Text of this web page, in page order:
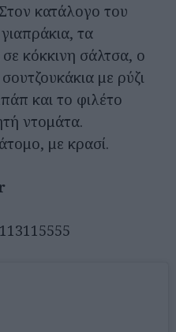
Στον κατάλογο του
τα
κόκκινη σάλτσα, ο
με ρύζι
και το φιλέτο
ντομάτα.
με κρασί.